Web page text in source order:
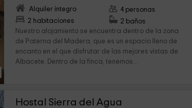
Alquiler íntegro
2 habitaciones
4 personas
2 baños
Nuestro alojamiento se encuentra dentro de la zona
de Paterna del Madera, que es un espacio lleno de
encanto en el que disfrutar de las mejores vistas de
Albacete. Dentro de la finca, tenemos...
Hostal Sierra del Agua